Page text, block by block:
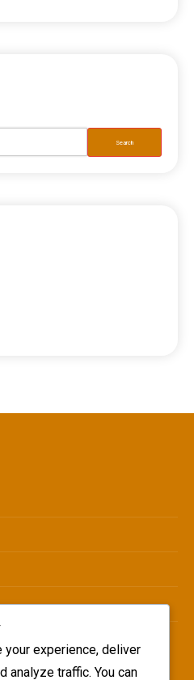
experience, deliver
analyze traffic. You can